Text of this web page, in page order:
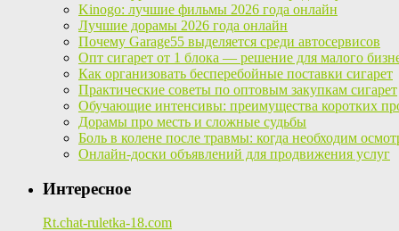
Kinogo: лучшие фильмы 2026 года онлайн
Лучшие дорамы 2026 года онлайн
Почему Garage55 выделяется среди автосервисов
Опт сигарет от 1 блока — решение для малого
Как организовать бесперебойные поставки сигарет
Практические советы по оптовым закупкам сигарет
Обучающие интенсивы: преимущества коротких
Дорамы про месть и сложные судьбы
Боль в колене после травмы: когда необходим
Онлайн-доски объявлений для продвижения услуг
Интересное
Rt.chat-ruletka-18.com